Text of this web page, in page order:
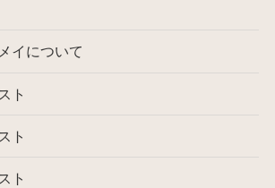
イについて
ト
ト
ト